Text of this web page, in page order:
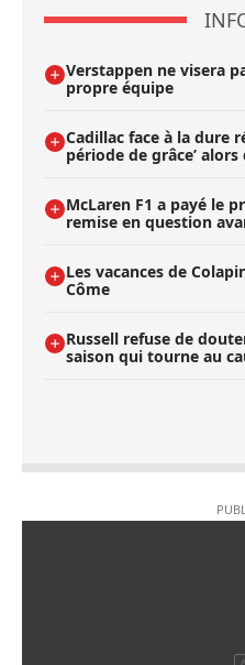
Verstappen ne visera
propre équipe
Cadillac face à la dure
période de grâce’
McLaren F1 a payé le
remise en question
Les vacances de
Côme
Russell refuse de
saison qui tourne au